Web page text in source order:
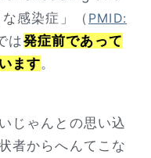
感染症」（ PMID:
は発症前であって
ます。
じゃんとの思い込
者からへんてこな